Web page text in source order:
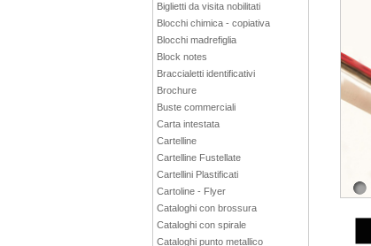
Biglietti da visita nobilitati
Blocchi chimica - copiativa
Blocchi madrefiglia
Block notes
Braccialetti identificativi
Brochure
Buste commerciali
Carta intestata
Cartelline
Cartelline Fustellate
Cartellini Plastificati
Cartoline - Flyer
Cataloghi con brossura
Cataloghi con spirale
Cataloghi punto metallico